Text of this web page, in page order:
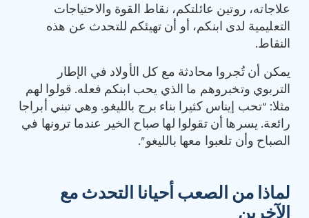
علاجاته، روتين عائلتكم، نقاط القوة والاحتياجات
التعليمية لدى ابنكم، أو أن تهيئكم للتحدث عن هذه
النقاط.
يمكن أن تُجروا محادثة مع كل الأولاد في الإطار
التربوي وتخبروهم ما الذي يحب ابنكم فعله. قولوا لهم
مثلا: “تحب إيناس كثيرا بناء برج بالليغو. وهي تبني أبراجا
رائعة. يسرها أن تقولوا لها صباح الخير عندما ترونها في
الصباح وأن تلعبوا معها بالليغو”.
لماذا من الصعب أحيانا التحدث مع